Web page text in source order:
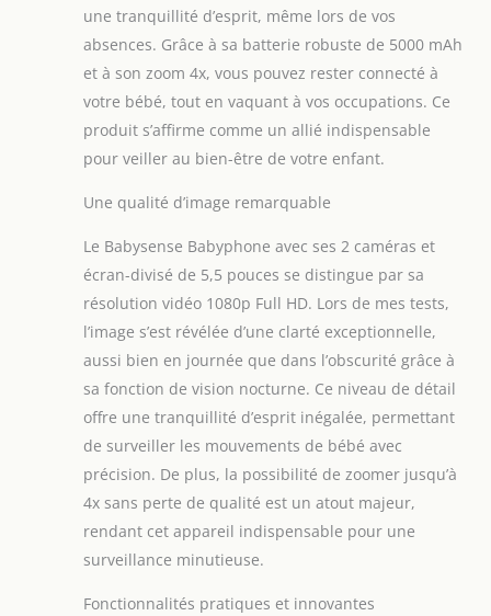
une tranquillité d’esprit, même lors de vos
absences. Grâce à sa batterie robuste de 5000 mAh
et à son zoom 4x, vous pouvez rester connecté à
votre bébé, tout en vaquant à vos occupations. Ce
produit s’affirme comme un allié indispensable
pour veiller au bien-être de votre enfant.
Une qualité d’image remarquable
Le Babysense Babyphone avec ses 2 caméras et
écran-divisé de 5,5 pouces se distingue par sa
résolution vidéo 1080p Full HD. Lors de mes tests,
l’image s’est révélée d’une clarté exceptionnelle,
aussi bien en journée que dans l’obscurité grâce à
sa fonction de vision nocturne. Ce niveau de détail
offre une tranquillité d’esprit inégalée, permettant
de surveiller les mouvements de bébé avec
précision. De plus, la possibilité de zoomer jusqu’à
4x sans perte de qualité est un atout majeur,
rendant cet appareil indispensable pour une
surveillance minutieuse.
Fonctionnalités pratiques et innovantes